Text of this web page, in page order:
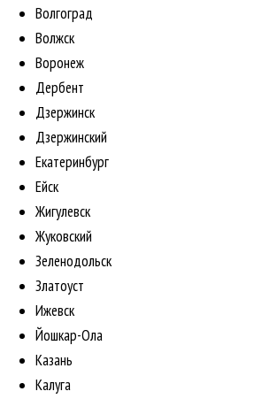
Волгоград
Волжск
Воронеж
Дербент
Дзержинск
Дзержинский
Екатеринбург
Ейск
Жигулевск
Жуковский
Зеленодольск
Златоуст
Ижевск
Йошкар-Ола
Казань
Калуга